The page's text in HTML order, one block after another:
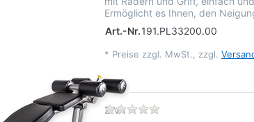
Ermöglicht es Ihnen, den
Art.-Nr.191.PL33200.00
* Preise zzgl. MwSt., zzgl.
ZIVA Zu diesem